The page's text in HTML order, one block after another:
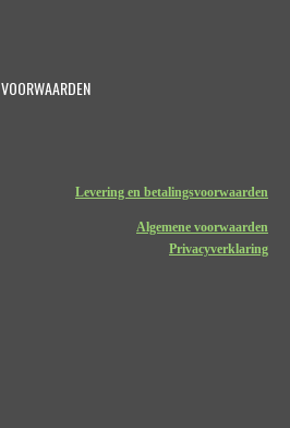
VOORWAARDEN
Levering en betalingsvoorwaarden
Algemene voorwaarden
Privacyverklaring